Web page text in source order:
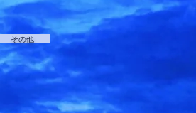
​ その他